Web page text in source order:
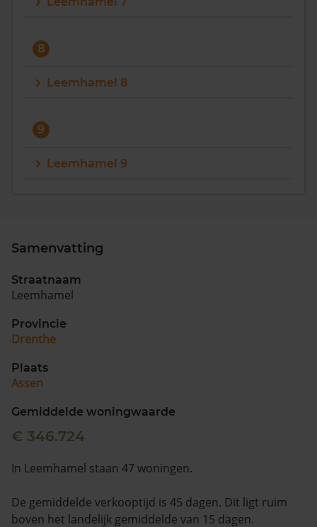
8
Leemhamel 8
9
Leemhamel 9
Samenvatting
Straatnaam
Leemhamel
Provincie
Drenthe
Plaats
Assen
Gemiddelde woningwaarde
€ 346.724
In Leemhamel staan 47 woningen.
De gemiddelde verkooptijd is 45 dagen. Dit ligt ruim
boven het landelijk gemiddelde van 15 dagen.